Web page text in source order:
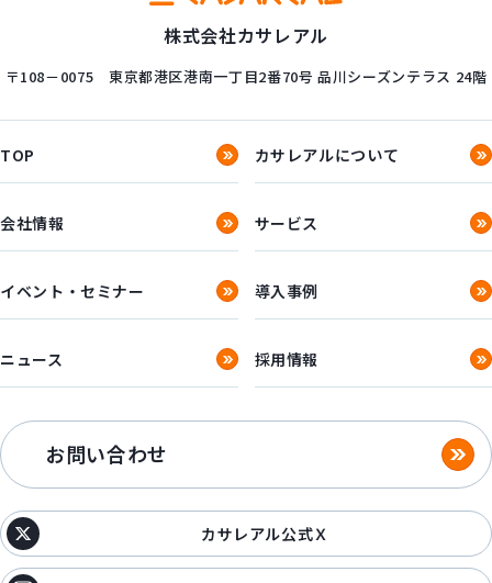
株式会社カサレアル
〒108－0075 東京都港区港南一丁目2番70号 品川シーズンテラス 24階
TOP カサレアルについて
会社情報 サービス
イベント・セミナー 導入事例
ニュース 採用情報
お問い合わせ
カサレアル公式Ｘ